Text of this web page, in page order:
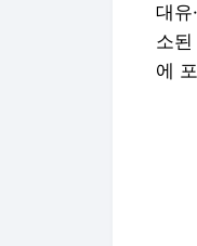
대유
소
에